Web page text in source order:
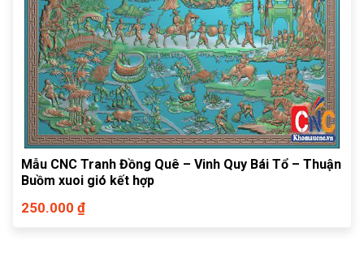
Mẫu CNC Tranh Đồng Quê – Vinh Quy Bái Tổ – Thuận
Buồm xuoi gió kết hợp
250.000 ₫